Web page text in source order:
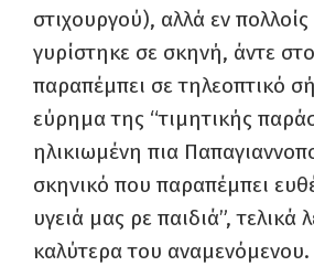
στιχουργού), αλλά εν πολλοίς
γυρίστηκε σε σκηνή, άντε
παραπέμπει σε τηλεοπτικό
εύρημα της “τιμητικής
ηλικιωμένη πια
σκηνικό που παραπέμπει
υγειά μας ρε παιδιά”, τελικά
καλύτερα του αναμενόμενου.